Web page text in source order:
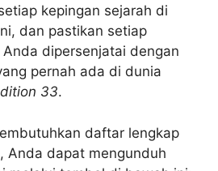
kepingan sejarah di
dan pastikan setiap
dipersenjatai dengan
pernah ada di dunia
33.
daftar lengkap
Anda dapat mengunduh